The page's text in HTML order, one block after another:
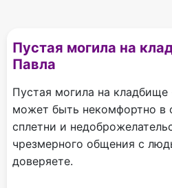
Пустая могила на
Павла
Пустая могила на
может быть некомфортно в
сплетни и
чрезмерного общения с
доверяете.